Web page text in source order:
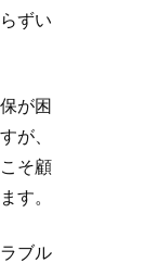
ずい
が困
が、
そ顧
す。
ブル